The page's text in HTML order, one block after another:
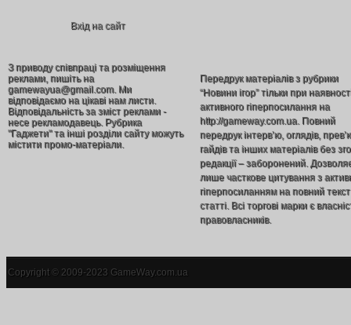
Вхід на сайт
З приводу співпраці та розміщення
реклами, пишіть на
gamewayua@gmail.com. Ми
відповідаємо на цікаві нам листи.
Відповідальність за зміст реклами -
несе рекламодавець. Рубрика
"Гаджети" та інші розділи сайту можуть
містити промо-матеріали.
Передрук матеріалів з рубрики
“Новини ігор” тільки при
активного гіперпосилання на
http://gameway.com.ua. Повний
передрук інтерв’ю, оглядів,
гайдів та інших матеріалів без
редакції – заборонений.
лише часткове цитування з
гіперпосиланням на повний текст
статті. Всі торгові марки є
правовласників.
Copyright © 2009-2023 GameWay.com.ua